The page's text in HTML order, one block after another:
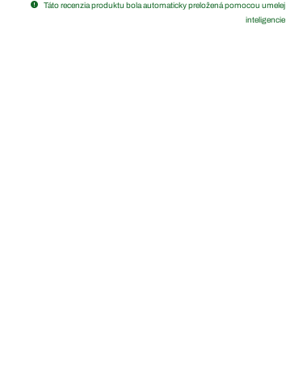
Táto recenzia produktu bola automaticky preložená pomocou umelej
inteligencie